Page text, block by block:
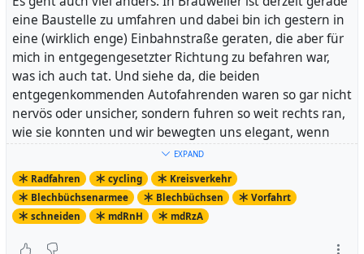
Einen Kalender habe ich auch in den Blog eingebunden,
er ist hier:https://calendar.google.com/calendar/embed?
src=c_uo74fdsqa6me222oudv3dfej64%40group.calendar.
google.com&ctz=Europe%2FBerlin
eine Baustelle zu umfahren und dabei bin ich gestern in
eine (wirklich enge) Einbahnstraße geraten, die aber für
mich in entgegengesetzter Richtung zu befahren war,
was ich auch tat. Und siehe da, die beiden
entgegenkommenden Autofahrenden waren so gar nicht
nervös oder unsicher, sondern fuhren so weit rechts ran,
wie sie konnten und wir bewegten uns elegant, wenn
auch etwas gedrängt aneinander vorbei. Geht doch!
Das alles könnt Ihr hier sehen:
https://pixelfed.de/i/web/post/516848969399847665
Gute Fahrt Euch allen, dass Euch viele Autofahrende
begegnen mögen wie die in meiner Einbahstraße
gestern.
EXPAND
Radfahren cycling
Kreisverkehr
Blechbüchsenarmee
Blechbüchsen
Vorfahrt
schneiden
mdRnH mdRzA